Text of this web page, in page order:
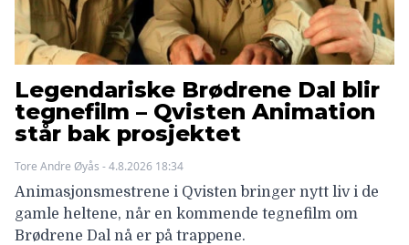
Legendariske Brødrene Dal blir
tegnefilm – Qvisten Animation
står bak prosjektet
Tore Andre Øyås - 4.8.2026 18:34
Animasjonsmestrene i Qvisten bringer nytt liv i de
gamle heltene, når en kommende tegnefilm om
Brødrene Dal nå er på trappene.